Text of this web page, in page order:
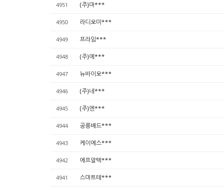
4951 (주)마***
4950 라디오미***
4949 프라임***
4948 (주)에***
4947 뉴바이오***
4946 (주)네***
4945 (주)엔***
4944 공릉배드***
4943 케이에스***
4942 에프알텍***
4941 스마트테***